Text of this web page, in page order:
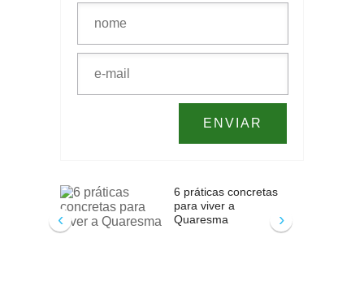
6 práticas concretas
para viver a
Quaresma
‹ ›